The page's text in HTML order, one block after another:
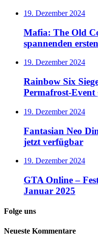
19. Dezember 2024
Mafia: The Old
spannenden
19. Dezember 2024
Rainbow Six
Permafrost-Event
19. Dezember 2024
Fantasian Neo
jetzt verfügbar
19. Dezember 2024
GTA Online –
Januar 2025
Folge uns
Neueste Kommentare